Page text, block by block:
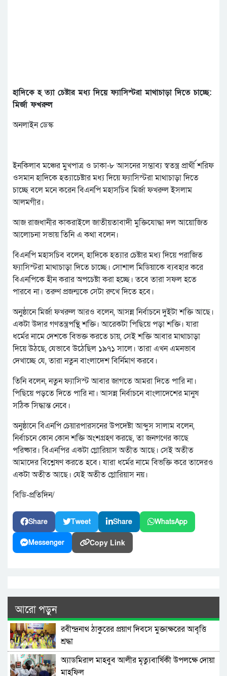
হাদিকে হ ত্যা চেষ্টার মধ্য দিয়ে ফ্যাসিস্টরা মাথাচাড়া দিতে চাচ্ছে:
মির্জা ফখরুল
অনলাইন ডেস্ক
ইনকিলাব মঞ্চের মুখপাত্র ও ঢাকা-৮ আসনের সম্ভাব্য স্বতন্ত্র প্রার্থী শরিফ
ওসমান হাদিকে হত্যাচেষ্টার মধ্য দিয়ে ফ্যাসিস্টরা মাথাচাড়া দিতে
চাচ্ছে বলে মনে করেন বিএনপি মহাসচিব মির্জা ফখরুল ইসলাম
আলমগীর।
আজ রাজধানীর কাকরাইলে জাতীয়তাবাদী মুক্তিযোদ্ধা দল আয়োজিত
আলোচনা সভায় তিনি এ কথা বলেন।
বিএনপি মহাসচিব বলেন, হাদিকে হত্যার চেষ্টার মধ্য দিয়ে পরাজিত
ফ্যাসিস্টরা মাথাচাড়া দিতে চাচ্ছে। সোশাল মিডিয়াকে ব্যবহার করে
বিএনপিকে হীন করার অপচেষ্টা করা হচ্ছে। তবে তারা সফল হতে
পারবে না। তরুণ প্রজন্মকে সেটা রুখে দিতে হবে।
অনুষ্ঠানে মির্জা ফখরুল আরও বলেন, আসন্ন নির্বাচনে দুইটা শক্তি আছে।
একটা উদার গণতন্ত্রপন্থি শক্তি। আরেকটা পিছিয়ে পড়া শক্তি। যারা
ধর্মের নামে দেশকে বিভক্ত করতে চায়, সেই শক্তি আবার মাথাচাড়া
দিয়ে উঠছে, যেভাবে উঠেছিল ১৯৭১ সালে। তারা এখন এমনভাব
দেখাচ্ছে যে, তারা নতুন বাংলাদেশ বির্নিমাণ করবে।
তিনি বলেন, নতুন ফ্যাসিস্ট আবার জাগতে আমরা দিতে পারি না।
পিছিয়ে পড়তে দিতে পারি না। আসন্ন নির্বাচনে বাংলাদেশের মানুষ
সঠিক সিদ্ধান্ত নেবে।
অনুষ্ঠানে বিএনপি চেয়ারপারসনের উপদেষ্টা আব্দুস সালাম বলেন,
নির্বাচনে কোন কোন শক্তি অংশগ্রহণ করছে, তা জনগণের কাছে
পরিষ্কার। বিএনপির একটা গ্লোরিয়াস অতীত আছে। সেই অতীত
আমাদের বিশ্লেষণ করতে হবে। যারা ধর্মের নামে বিভক্তি করে তাদেরও
একটা অতীত আছে। যেই অতীত গ্লোরিয়াস নয়।
বিডি-প্রতিদিন/
Share Tweet Share WhatsApp
Messenger Copy Link
আরো পড়ুন
রবীন্দ্রনাথ ঠাকুরের প্রয়াণ দিবসে মুক্তাক্ষরের আবৃত্তি
শ্রদ্ধা
অ্যাডমিরাল মাহবুব আলীর মৃত্যুবার্ষিকী উপলক্ষে দোয়া
মাহফিল